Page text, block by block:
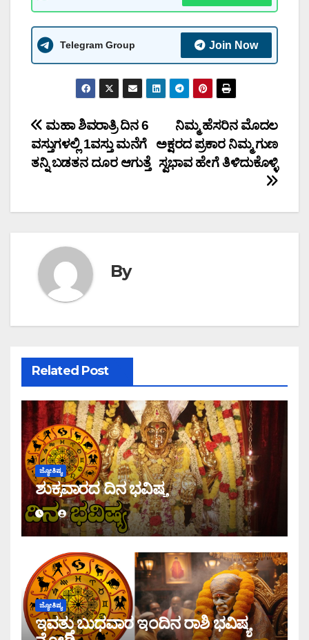
Telegram Group Join Now
Post
navigation
ನಿಮ್ಮ ಹೆಸರಿನ ಮೊದಲ
ಅಕ್ಷರದ ಪ್ರಕಾರ ನಿಮ್ಮ ಗುಣ
ಸ್ವಭಾವ ಹೇಗೆ ತಿಳಿದುಕೊಳ್ಳಿ
ಮಹಾ ಶಿವರಾತ್ರಿ ದಿನ 6
ವಸ್ತುಗಳಲ್ಲಿ 1ವಸ್ತು ಮನೆಗೆ
ತನ್ನಿ ಬಡತನ ದೂರ ಆಗುತ್ತೆ
By
Related Post
ಜ್ಯೋತಿಷ್ಯ
ಶುಕ್ರವಾರದ ದಿನ ಭವಿಷ್ಯ
ಜ್ಯೋತಿಷ್ಯ
ಇವತ್ತು ಬುಧವಾರ ಇಂದಿನ ರಾಶಿ ಭವಿಷ್ಯ